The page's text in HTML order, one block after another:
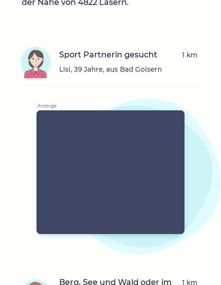
der Nähe von 4822 Lasern.
Sport Partnerin gesucht
Lisi, 39 Jahre, aus Bad Goisern
1 km
Berg, See und Wald oder im
1 km